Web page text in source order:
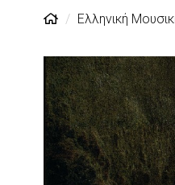
Ελληνική